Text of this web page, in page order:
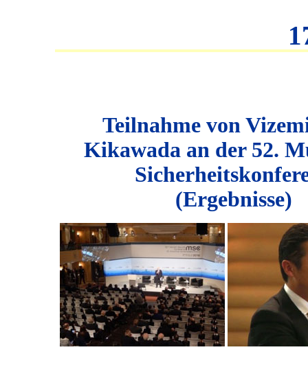
Teilnahme von
Kikawada an der 52.
(Ergebnisse)